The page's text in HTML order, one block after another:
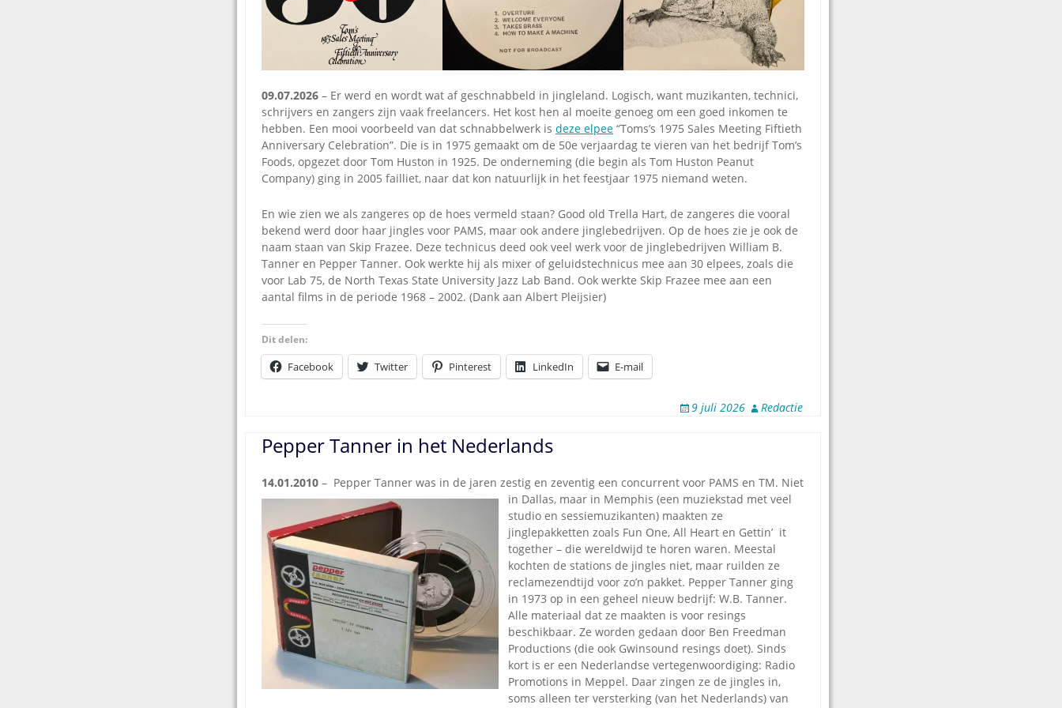
Omroepbanden
Stoomfluit Klaas
Vaak
Uitvinding
09.07.2026 – Er werd en wordt wat af geschnabbeld in jingleland. Logisch, want muzikanten, technici,
schrijvers en zangers zijn vaak freelancers. Het kost hen al moeite genoeg om een goed inkomen te
hebben. Een mooi voorbeeld van dat schnabbelwerk is deze elpee “Toms’s 1975 Sales Meeting Fiftieth
Anniversary Celebration”. Die is in 1975 gemaakt om de 50e verjaardag te vieren van het bedrijf Tom’s
Foods, opgezet door Tom Huston in 1925. De onderneming (die begin als Tom Huston Peanut
Company) ging in 2005 failliet, naar dat kon natuurlijk in het feestjaar 1975 niemand weten.
En wie zien we als zangeres op de hoes vermeld staan? Good old Trella Hart, de zangeres die vooral
bekend werd door haar jingles voor PAMS, maar ook andere jinglebedrijven. Op de hoes zie je ook de
naam staan van Skip Frazee. Deze technicus deed ook veel werk voor de jinglebedrijven William B.
Tanner en Pepper Tanner. Ook werkte hij als mixer of geluidstechnicus mee aan 30 elpees, zoals die
voor Lab 75, de North Texas State University Jazz Lab Band. Ook werkte Skip Frazee mee aan een
aantal films in de periode 1968 – 2002. (Dank aan Albert Pleijsier)
Dit delen:
Facebook Twitter Pinterest LinkedIn E-mail
9 juli 2026 Redactie
Pepper Tanner in het Nederlands
14.01.2010 – Pepper Tanner was in de jaren zestig en zeventig een concurrent voor PAMS en TM. Niet
in Dallas, maar in Memphis (een muziekstad met veel
studio en sessiemuzikanten) maakten ze
jinglepakketten zoals Fun One, All Heart en Gettin’ it
together – die wereldwijd te horen waren. Meestal
kochten de stations de jingles niet, maar ruilden ze
reclamezendtijd voor zo’n pakket. Pepper Tanner ging
in 1973 op in een geheel nieuw bedrijf: W.B. Tanner.
Alle materiaal dat ze maakten is voor resings
beschikbaar. Ze worden gedaan door Ben Freedman
Productions (die ook Gwinsound resings doet). Sinds
kort is er een Nederlandse vertegenwoordiging: Radio
Promotions in Meppel. Daar zingen ze de jingles in,
soms alleen ter versterking (van het Nederlands) van